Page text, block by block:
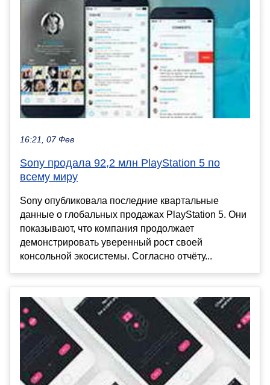
16:21, 07 Фев
Sony продала 92,2 млн PlayStation 5 по
всему миру
Sony опубликовала последние квартальные
данные о глобальных продажах PlayStation 5. Они
показывают, что компания продолжает
демонстрировать уверенный рост своей
консольной экосистемы. Согласно отчёту...